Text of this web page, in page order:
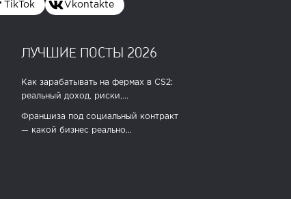
TikTok Vkontakte
ЛУЧШИЕ ПОСТЫ 2026
Как зарабатывать на фермах в CS2:
реальный доход, риски,...
Франшиза под социальный контракт
— какой бизнес реально...